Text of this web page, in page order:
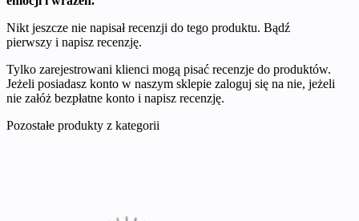
Nikt jeszcze nie napisał recenzji do tego produktu. Bądź
pierwszy i napisz recenzję.
Tylko zarejestrowani klienci mogą pisać recenzje do produktów.
Jeżeli posiadasz konto w naszym sklepie zaloguj się na nie, jeżeli
nie załóż bezpłatne konto i napisz recenzję.
Pozostałe produkty z kategorii